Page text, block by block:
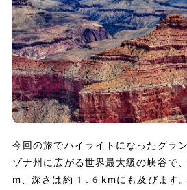
今回の旅でハイライトになったグラ
ゾナ州に広がる世界最大級の峡谷
m、深さは約1.6kmにも及びます